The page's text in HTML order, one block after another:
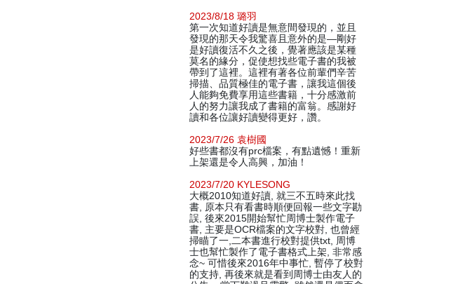
2023/8/18 璐羽
第一次知道好讀是無意間發現的，並且
發現的那天令我驚喜且意外的是—剛好
是好讀復活不久之後，覺著應該是某種
莫名的緣分，促使想找些電子書的我被
帶到了這裡。這裡有著各位前輩們辛苦
掃描、品質極佳的電子書，讓我這個後
人能夠免費享用這些書籍，十分感激前
人的努力讓我成了書籍的富翁。感謝好
讀和各位讓好讀變得更好，讚。
2023/7/26 袁樹國
好些書都沒有prc檔案，有點遺憾！重新
上架還是令人高興，加油！
2023/7/20 KYLESONG
大概2010知道好讀, 就三不五時來此找
書, 原本只有看書時順便回報一些文字勘
誤, 後來2015開始幫忙周博士製作電子
書, 主要是OCR檔案的文字校對, 也曾經
掃瞄了一,二本書進行校對提供txt, 周博
士也幫忙製作了電子書格式上架, 非常感
念~ 可惜後來2016年中事忙, 暫停了校對
的支持, 再後來就是看到周博士由友人的